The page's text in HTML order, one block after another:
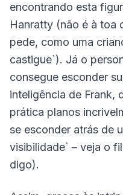
encontrando esta
Hanratty (não é à toa
pede, como uma
castigue`). Já o
consegue esconder
inteligência de Frank,
prática planos
se esconder atrás de
visibilidade` – veja o
digo).